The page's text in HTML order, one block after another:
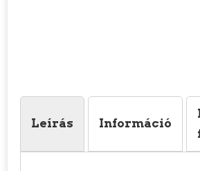
Leírás Információ